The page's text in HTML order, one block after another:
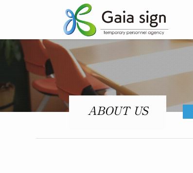
ABOUT US